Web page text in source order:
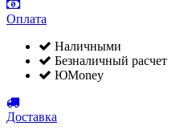
Оплата
Наличными
Безналичный расчет
ЮMoney
Доставка